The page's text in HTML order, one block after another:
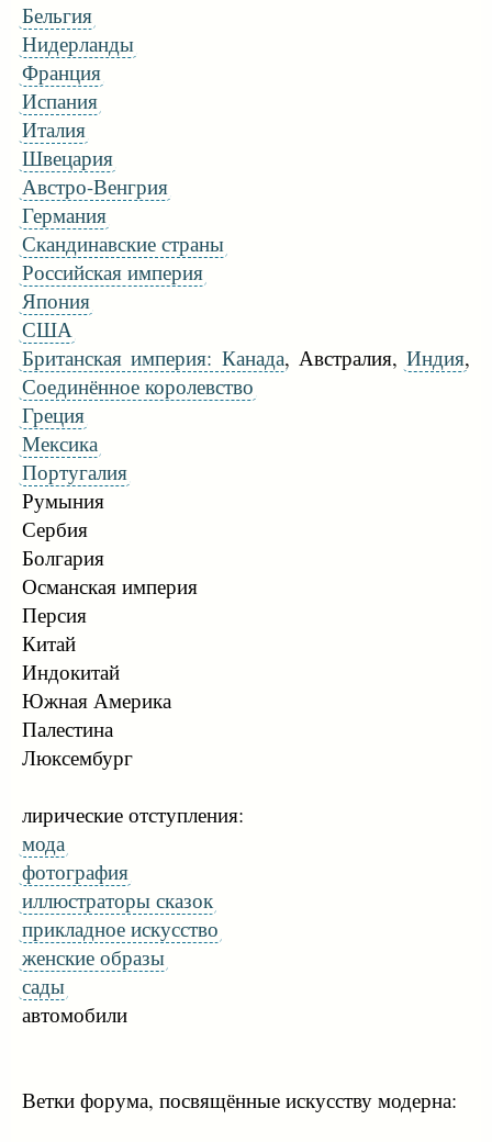
Бельгия
Нидерланды
Франция
Испания
Италия
Швецария
Австро-Венгрия
Германия
Скандинавские страны
Российская империя
Япония
США
Британская империя: Канада, Австралия, Индия,
Соединённое королевство
Греция
Мексика
Португалия
Румыния
Сербия
Болгария
Османская империя
Персия
Китай
Индокитай
Южная Америка
Палестина
Люксембург
лирические отступления:
мода
фотография
иллюстраторы сказок
прикладное искусство
женские образы
сады
автомобили
Ветки форума, посвящённые искусству модерна: